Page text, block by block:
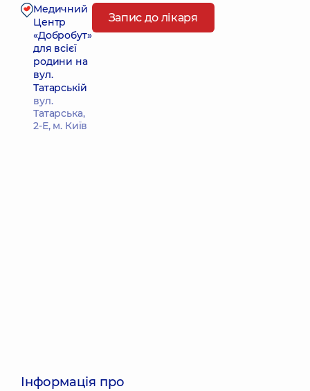
Медичний
Центр
«Добробут»
для всієї
родини на
вул.
Татарській
вул.
Татарська,
2-Е, м. Київ
Запис до лікаря
Інформація про